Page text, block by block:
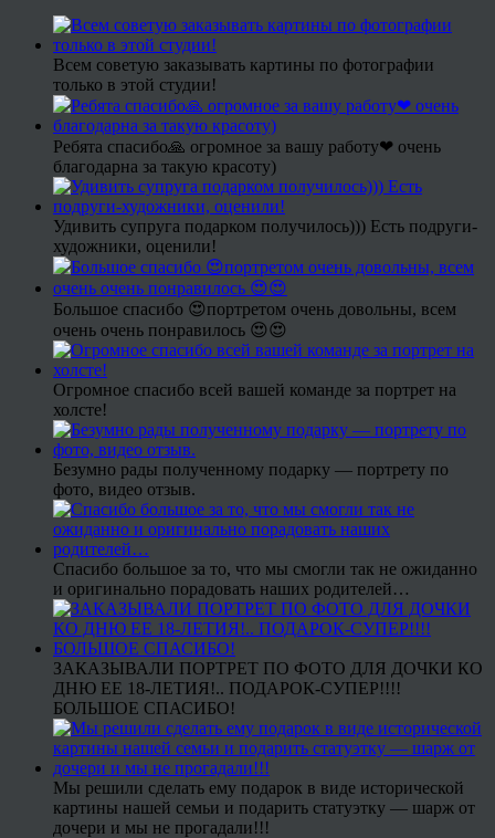
Всем советую заказывать картины по фотографии
только в этой студии!
Ребята спасибо🙏 огромное за вашу работу❤ очень
благодарна за такую красоту)
Удивить супруга подарком получилось))) Есть подруги-
художники, оценили!
Большое спасибо 😍портретом очень довольны, всем
очень очень понравилось 😍😍
Огромное спасибо всей вашей команде за портрет на
холсте!
Безумно рады полученному подарку — портрету по
фото, видео отзыв.
Спасибо большое за то, что мы смогли так не ожиданно
и оригинально порадовать наших родителей…
ЗАКАЗЫВАЛИ ПОРТРЕТ ПО ФОТО ДЛЯ ДОЧКИ КО
ДНЮ ЕЕ 18-ЛЕТИЯ!.. ПОДАРОК-СУПЕР!!!!
БОЛЬШОЕ СПАСИБО!
Мы решили сделать ему подарок в виде исторической
картины нашей семьи и подарить статуэтку — шарж от
дочери и мы не прогадали!!!